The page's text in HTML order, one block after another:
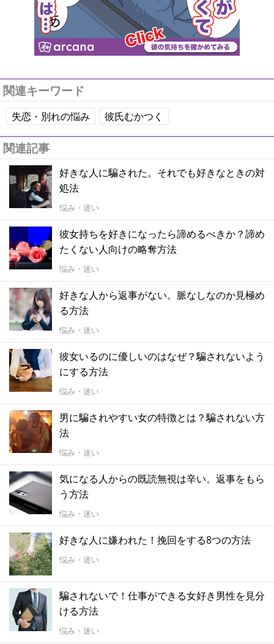
関連キーワード
失恋・別れの悩み 彼氏むかつく
関連記事
好きな人に騙された。それでも好きなときの対
処法
悩み・迷い
彼女持ちを好きになったら諦めるべきか？諦め
たくない人向けの略奪方法
悩み・迷い
好きな人から返事がない。脈なしなのか見極め
る方法
悩み・迷い
彼女いるのに優しいのはなぜ？騙されないよう
にする方法
悩み・迷い
男に騙されやすい女の特徴とは？騙されない方
法
悩み・迷い
気になる人からの既読無視は辛い。返事をもら
う方法
悩み・迷い
好きな人に嫌われた！挽回をする8つの方法
悩み・迷い
騙されないで！仕事ができる女好き男性を見分
ける方法
悩み・迷い